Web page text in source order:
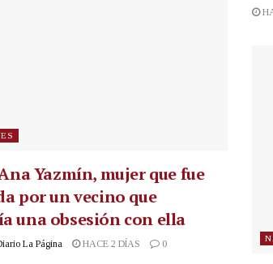
Yazmín, mujer que fue
por un vecino que
una obsesión con ella
La Página HACE 2 DÍAS 0